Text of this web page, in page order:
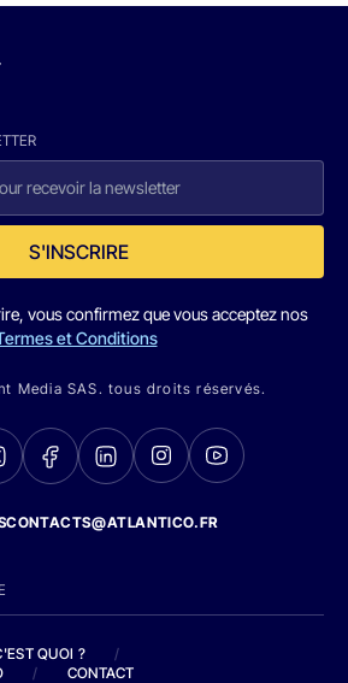
S'INSCRIRE
vous confirmez que vous acceptez nos
et Conditions
Media SAS. tous droits réservés.
QUOI ?
/
/ CONTACT